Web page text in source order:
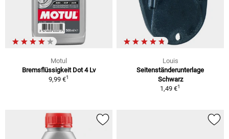
Motul
Bremsflüssigkeit Dot 4 Lv
9,99 €1
Louis
Seitenständerunterlage
Schwarz
1,49 €1